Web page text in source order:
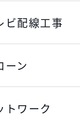
ビ配線工事
ーン
トワーク